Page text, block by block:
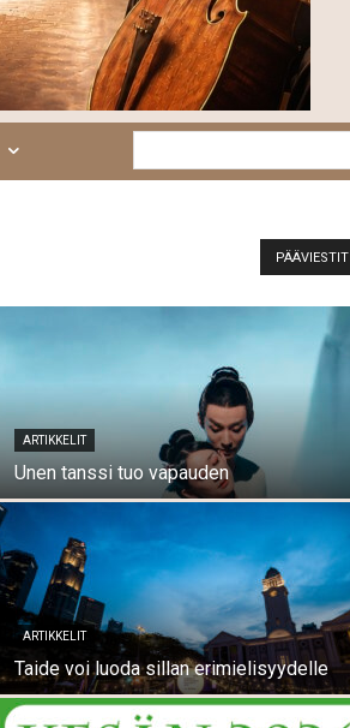
PÄÄVIESTIT
ARTIKKELIT
Unen tanssi tuo vapauden
ARTIKKELIT
Taide voi luoda sillan erimielisyydelle